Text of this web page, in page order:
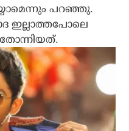
പറഞ്ഞു.
ഇല്ലാത്തപോലെ
തോന്നിയത്.